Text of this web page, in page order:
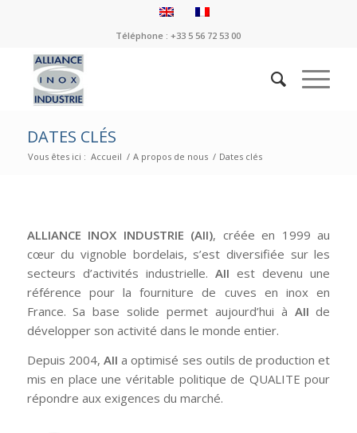
Téléphone : +33 5 56 72 53 00
DATES CLÉS
Vous êtes ici : Accueil / A propos de nous / Dates clés
ALLIANCE INOX INDUSTRIE (AII), créée en 1999 au
cœur du vignoble bordelais, s’est diversifiée sur les
secteurs d’activités industrielle. AII est devenu une
référence pour la fourniture de cuves en inox en
France. Sa base solide permet aujourd’hui à AII de
développer son activité dans le monde entier.
Depuis 2004, AII a optimisé ses outils de production et
mis en place une véritable politique de QUALITE pour
répondre aux exigences du marché.